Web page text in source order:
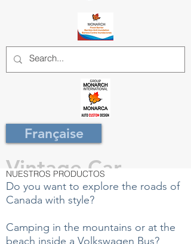
Française
Vintage Car
NUESTROS PRODUCTOS
Do you want to explore the roads of
Canada with style?
Camping in the mountains or at the
beach inside a Volkswagen Bus?